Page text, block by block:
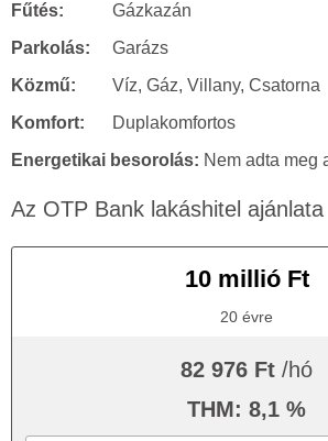
Fűtés:
Gázkazán
Parkolás:
Garázs
Közmű:
Víz, Gáz, Villany, Csatorna
Komfort:
Duplakomfortos
Energetikai besorolás: Nem adta meg
Az OTP Bank lakáshitel ajánlata
10 millió Ft
20 évre
82 976 Ft /hó
THM: 8,1 %